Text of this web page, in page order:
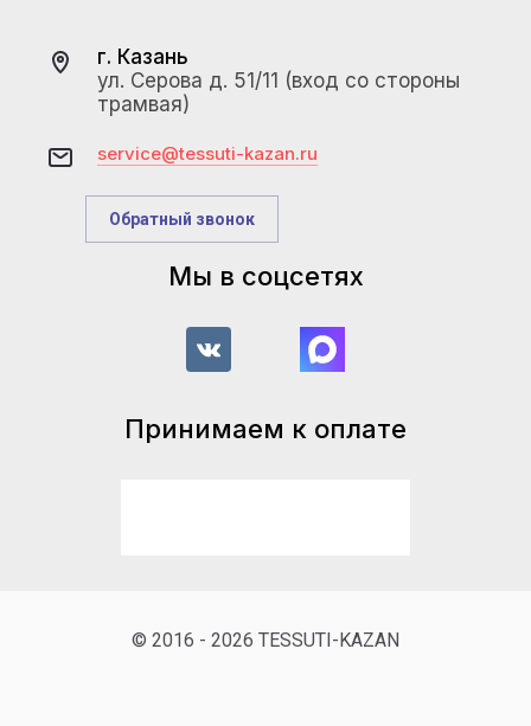
г. Казань
ул. Серова д. 51/11 (вход со стороны
трамвая)
service@tessuti-kazan.ru
Обратный звонок
Мы в соцсетях
Принимаем к оплате
© 2016 - 2026 TESSUTI-KAZAN